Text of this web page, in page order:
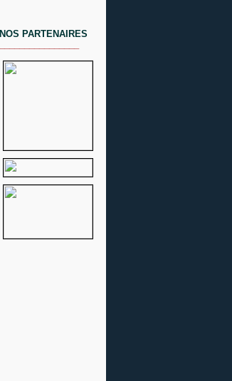
NOS PARTENAIRES